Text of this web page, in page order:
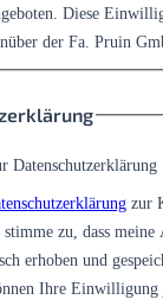
Diese
der Fa. Pruin
Datenschutzerklärung
zur
zu, dass meine
erhoben und
Ihre Einwilligung